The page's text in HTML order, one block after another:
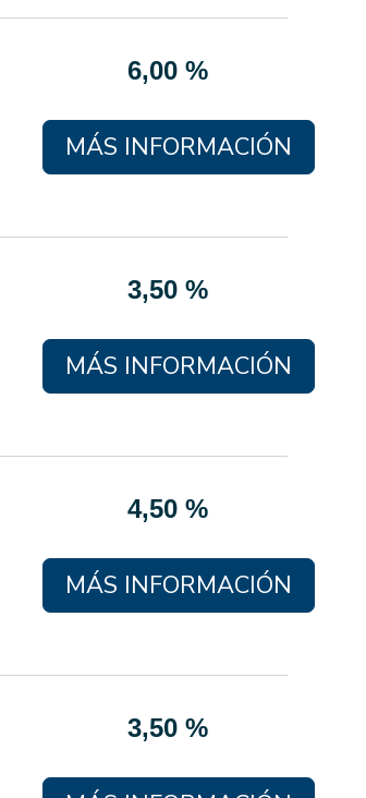
6,00 %
MÁS INFORMACIÓN
3,50 %
MÁS INFORMACIÓN
4,50 %
MÁS INFORMACIÓN
3,50 %